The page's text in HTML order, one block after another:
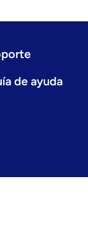
de ayuda